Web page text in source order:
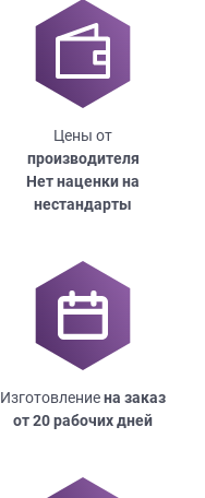
Цены от
производителя
Нет наценки на
нестандарты
Изготовлениена заказ
от 20 рабочих дней